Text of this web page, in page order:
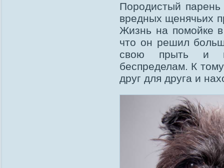
Породистый парень
вредных щенячьих
Жизнь на помойке
что он решил
свою прыть и
беспределам. К
друг для друга и